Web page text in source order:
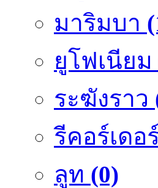
มาริมบา
ยูโฟเนียม
ระฆังราว
รีคอร์เดอ
ลูท (0)